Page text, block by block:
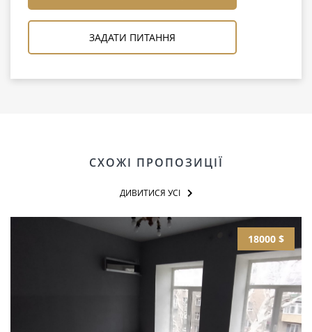
ЗАДАТИ ПИТАННЯ
СХОЖІ ПРОПОЗИЦІЇ
ДИВИТИСЯ УСІ
18000 $